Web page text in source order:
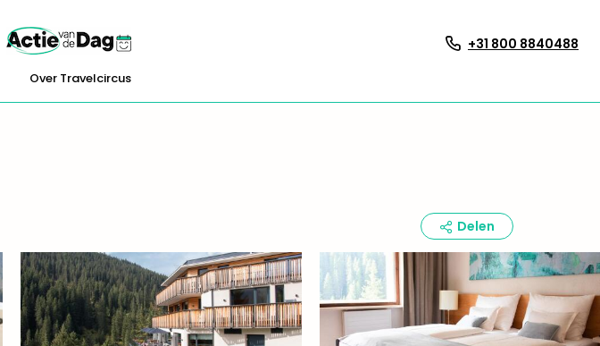
+31 800 8840488
Over Travelcircus
Delen